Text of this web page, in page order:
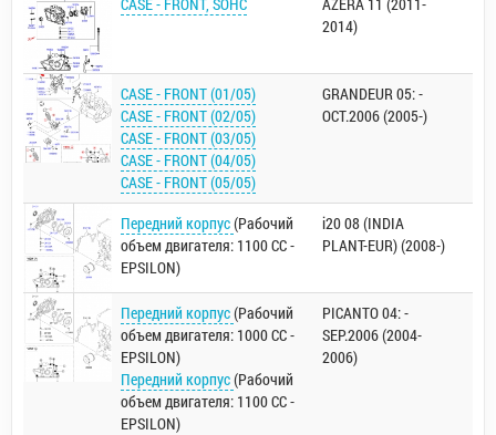
2014)
CASE - FRONT (01/05)
CASE - FRONT (02/05)
CASE - FRONT (03/05)
CASE - FRONT (04/05)
CASE - FRONT (05/05)
GRANDEUR 05: -
OCT.2006 (2005-)
Передний корпус(Рабочий
объем двигателя: 1100 CC -
EPSILON)
i20 08 (INDIA
PLANT-EUR) (2008-)
Передний корпус(Рабочий
объем двигателя: 1000 CC -
EPSILON)
Передний корпус(Рабочий
объем двигателя: 1100 CC -
EPSILON)
PICANTO 04: -
SEP.2006 (2004-
2006)